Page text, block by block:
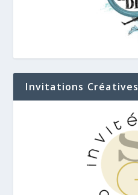
Invitations Créatives